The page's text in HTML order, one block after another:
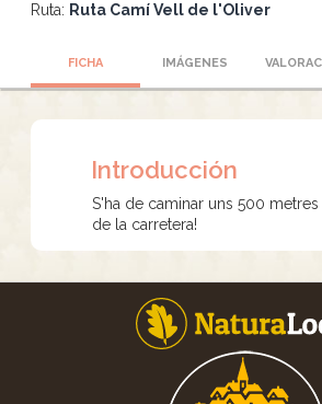
Ruta: Ruta Camí Vell de l'Oliver
FICHA IMÁGENES
Introducción
S'ha de caminar uns 500
de la carretera!